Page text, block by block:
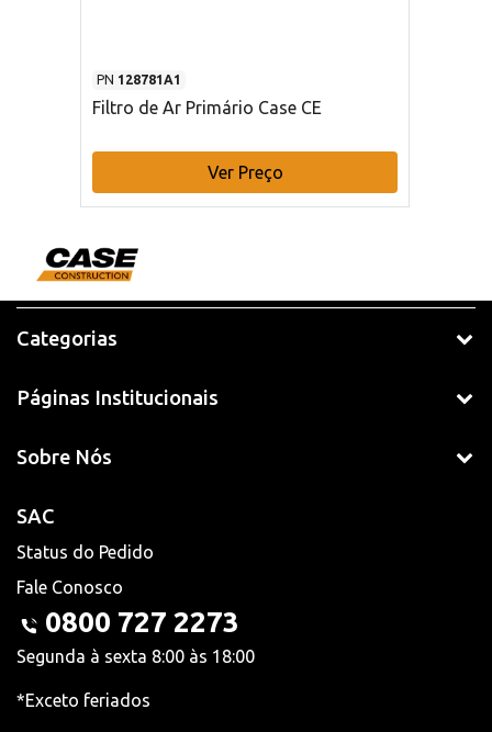
PN 128781A1
Filtro de Ar Primário Case CE
Ver Preço
Categorias
Páginas Institucionais
Sobre Nós
SAC
Status do Pedido
Fale Conosco
0800 727 2273
Segunda à sexta 8:00 às 18:00
*Exceto feriados